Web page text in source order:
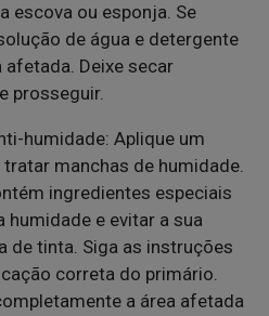
escova ou esponja. Se
de água e detergente
afetada. Deixe secar
prosseguir.
humidade: Aplique um
manchas de humidade.
ingredientes especiais
humidade e evitar a sua
de tinta. Siga as instruções
correta do primário.
a área afetada